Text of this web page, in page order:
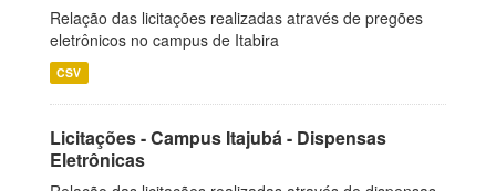
Relação das licitações realizadas através de pregões
eletrônicos no campus de Itabira
CSV
Licitações - Campus Itajubá - Dispensas
Eletrônicas